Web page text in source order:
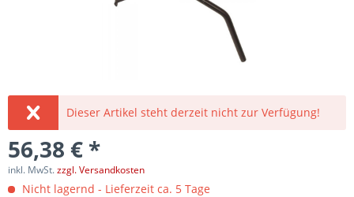
Dieser Artikel steht derzeit nicht zur Verfügung!
56,38 € *
inkl. MwSt.zzgl. Versandkosten
Nicht lagernd - Lieferzeit ca. 5 Tage